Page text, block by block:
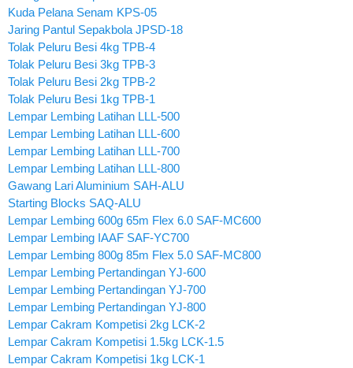
Kuda Pelana Senam KPS-05
Jaring Pantul Sepakbola JPSD-18
Tolak Peluru Besi 4kg TPB-4
Tolak Peluru Besi 3kg TPB-3
Tolak Peluru Besi 2kg TPB-2
Tolak Peluru Besi 1kg TPB-1
Lempar Lembing Latihan LLL-500
Lempar Lembing Latihan LLL-600
Lempar Lembing Latihan LLL-700
Lempar Lembing Latihan LLL-800
Gawang Lari Aluminium SAH-ALU
Starting Blocks SAQ-ALU
Lempar Lembing 600g 65m Flex 6.0 SAF-MC600
Lempar Lembing IAAF SAF-YC700
Lempar Lembing 800g 85m Flex 5.0 SAF-MC800
Lempar Lembing Pertandingan YJ-600
Lempar Lembing Pertandingan YJ-700
Lempar Lembing Pertandingan YJ-800
Lempar Cakram Kompetisi 2kg LCK-2
Lempar Cakram Kompetisi 1.5kg LCK-1.5
Lempar Cakram Kompetisi 1kg LCK-1